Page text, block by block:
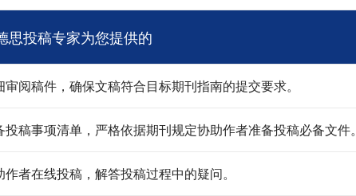
思投稿专家为您提供的
审阅稿件，确保文稿符合目标期刊指南的提交要求。
投稿事项清单，严格依据期刊规定协助作者准备投稿必备文件。
作者在线投稿，解答投稿过程中的疑问。